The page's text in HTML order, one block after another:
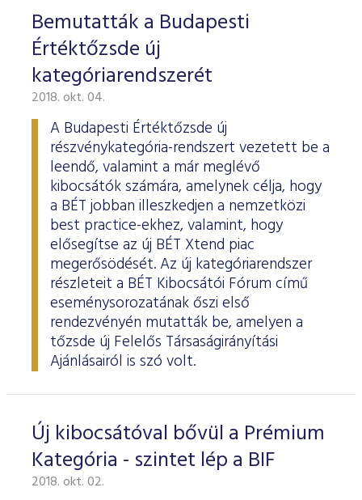
Bemutatták a Budapesti
Értéktőzsde új
kategóriarendszerét
2018. okt. 04.
A Budapesti Értéktőzsde új
részvénykategória-rendszert vezetett be a
leendő, valamint a már meglévő
kibocsátók számára, amelynek célja, hogy
a BÉT jobban illeszkedjen a nemzetközi
best practice-ekhez, valamint, hogy
elősegítse az új BÉT Xtend piac
megerősödését. Az új kategóriarendszer
részleteit a BÉT Kibocsátói Fórum című
eseménysorozatának őszi első
rendezvényén mutatták be, amelyen a
tőzsde új Felelős Társaságirányítási
Ajánlásairól is szó volt.
Új kibocsátóval bővül a Prémium
Kategória - szintet lép a BIF
2018. okt. 02.